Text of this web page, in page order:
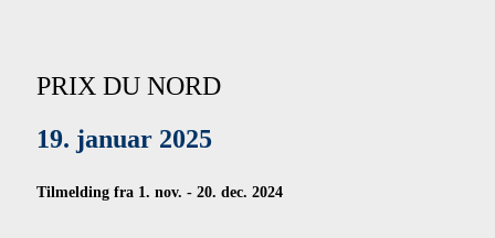
PRIX DU NORD
19. januar 2025
Tilmelding fra 1. nov. - 20. dec. 2024